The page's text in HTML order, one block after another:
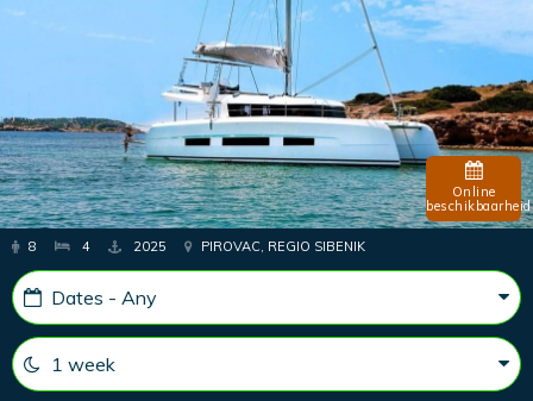
Online
beschikbaarheid
8 4 2025 PIROVAC, REGIO SIBENIK